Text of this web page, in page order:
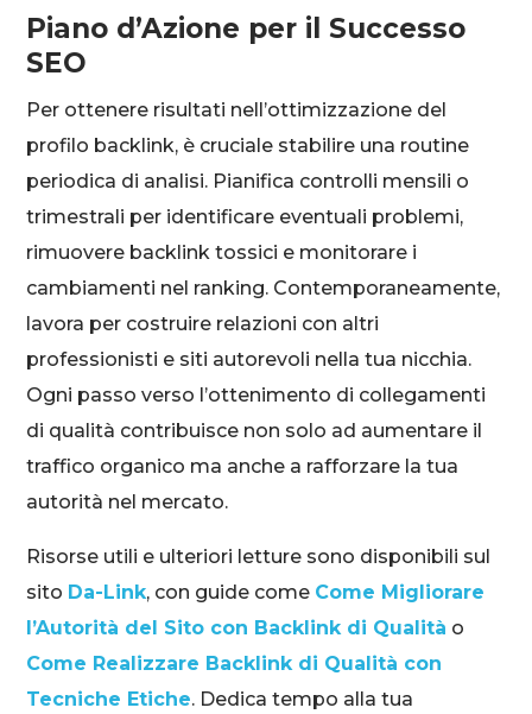
Piano d’Azione per il Successo
SEO
Per ottenere risultati nell’ottimizzazione del
profilo backlink, è cruciale stabilire una routine
periodica di analisi. Pianifica controlli mensili o
trimestrali per identificare eventuali problemi,
rimuovere backlink tossici e monitorare i
cambiamenti nel ranking. Contemporaneamente,
lavora per costruire relazioni con altri
professionisti e siti autorevoli nella tua nicchia.
Ogni passo verso l’ottenimento di collegamenti
di qualità contribuisce non solo ad aumentare il
traffico organico ma anche a rafforzare la tua
autorità nel mercato.
Risorse utili e ulteriori letture sono disponibili sul
sito Da-Link, con guide come Come Migliorare
l’Autorità del Sito con Backlink di Qualità o
Come Realizzare Backlink di Qualità con
Tecniche Etiche. Dedica tempo alla tua